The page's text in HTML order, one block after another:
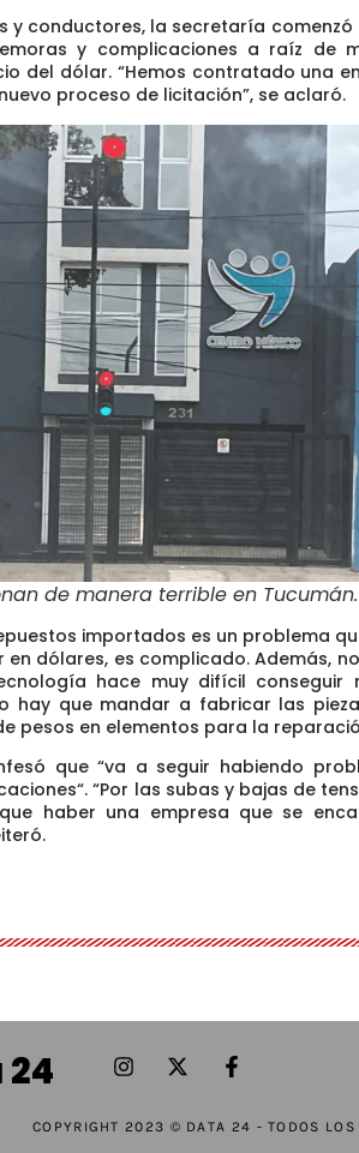
y conductores, la secretaría
y complicaciones a raíz de
del dólar. “Hemos contratado una
proceso de licitación”, se aclaró.
de manera terrible en Tucumán.
importados es un problema
en dólares, es complicado. Además,
hace muy difícil conseguir
hay que mandar a fabricar las
pesos en elementos para la
que “va a seguir habiendo
“. “Por las subas y bajas de
haber una empresa que se
COPYRIGHT 2023 © DATA 24 - TODOS LOS